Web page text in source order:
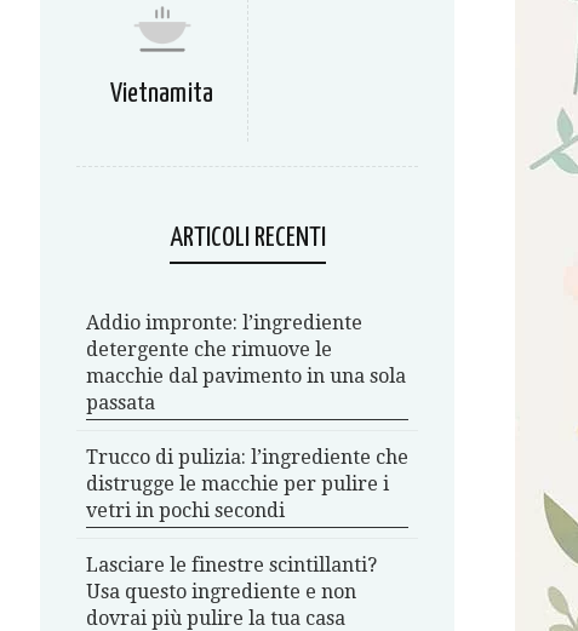
Vietnamita
ARTICOLI RECENTI
Addio impronte: l’ingrediente
detergente che rimuove le
macchie dal pavimento in una sola
passata
Trucco di pulizia: l’ingrediente che
distrugge le macchie per pulire i
vetri in pochi secondi
Lasciare le finestre scintillanti?
Usa questo ingrediente e non
dovrai più pulire la tua casa